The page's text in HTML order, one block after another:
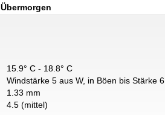
Übermorgen
15.9° C - 18.8° C
Windstärke 5 aus W, in Böen bis Stärke 6
1.33 mm
4.5 (mittel)